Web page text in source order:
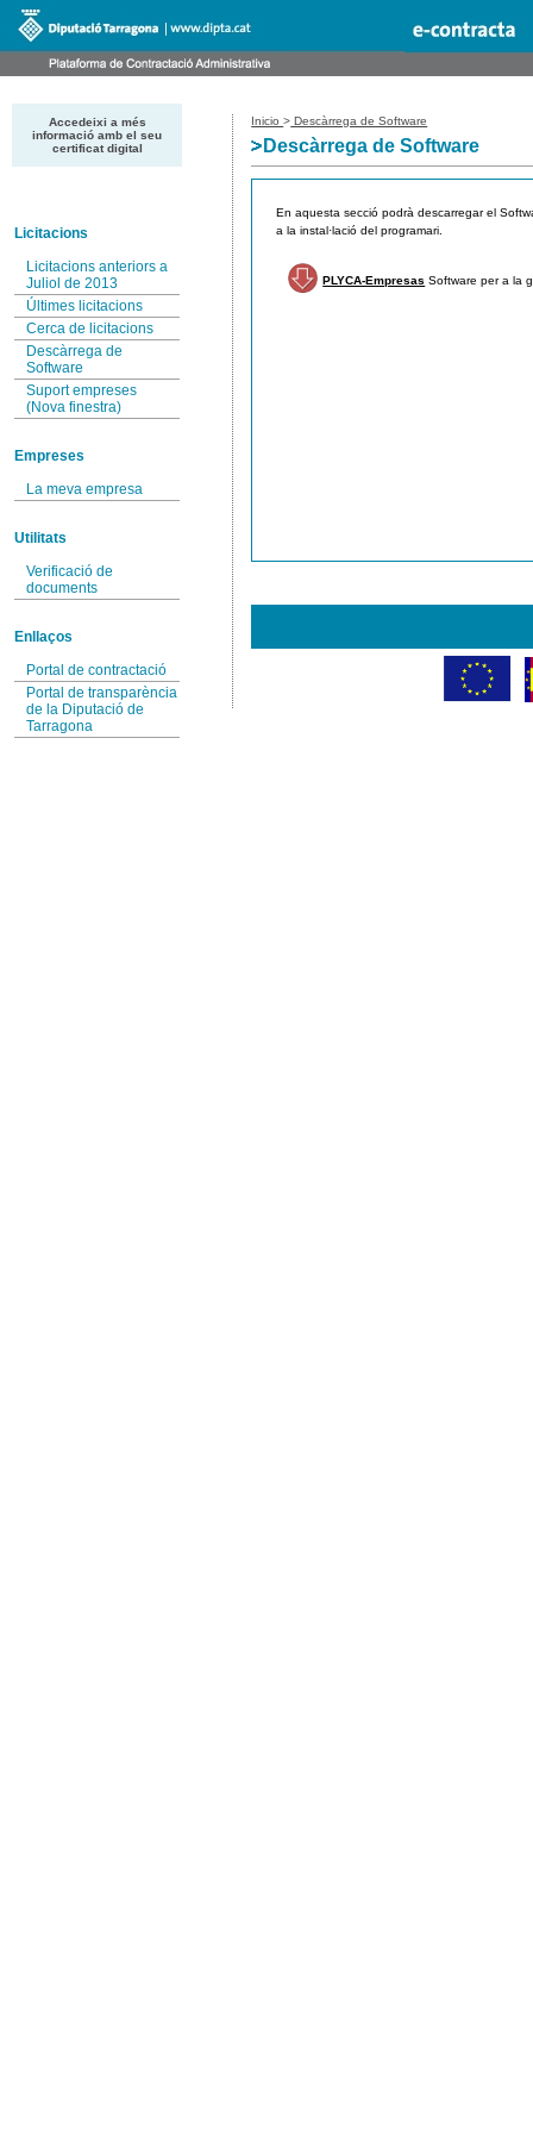
Accedeixi a més
informació amb el seu
certificat digital
Licitacions
Licitacions anteriors a
Juliol de 2013
Últimes licitacions
Cerca de licitacions
Descàrrega de
Software
Suport empreses
(Nova finestra)
Empreses
La meva empresa
Utilitats
Verificació de
documents
Enllaços
Portal de contractació
Portal de transparència
de la Diputació de
Tarragona
Inicio> Descàrrega de Software
Descàrrega de Software
En aquesta secció podrà descarregar el
a la instal·lació del programari.
PLYCA-Empresas Software per a la